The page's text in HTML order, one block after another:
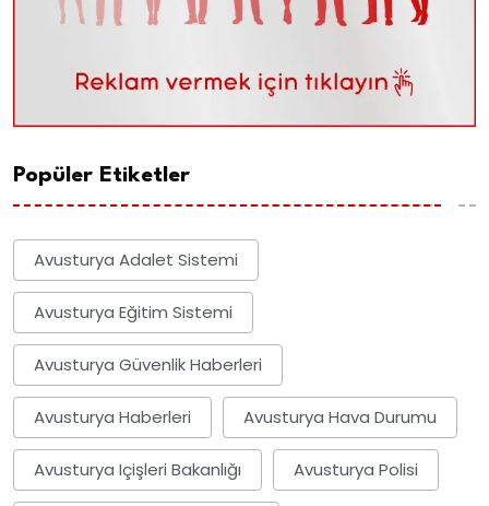
Popüler Etiketler
Avusturya Adalet Sistemi
Avusturya Eğitim Sistemi
Avusturya Güvenlik Haberleri
Avusturya Haberleri Avusturya Hava Durumu
Avusturya Içişleri Bakanlığı Avusturya Polisi